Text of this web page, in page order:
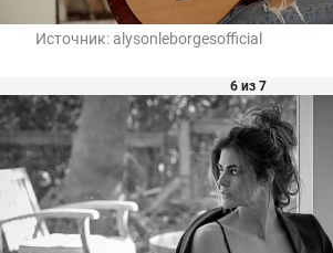
Источник:alysonleborgesofficial
6 из 7